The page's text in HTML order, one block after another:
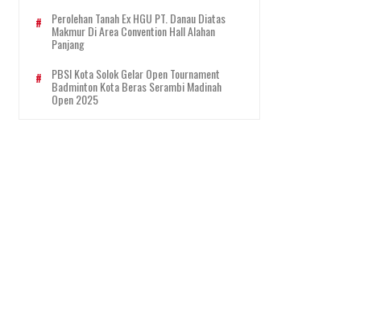
Perolehan Tanah Ex HGU PT. Danau Diatas
Makmur Di Area Convention Hall Alahan
Panjang
PBSI Kota Solok Gelar Open Tournament
Badminton Kota Beras Serambi Madinah
Open 2025